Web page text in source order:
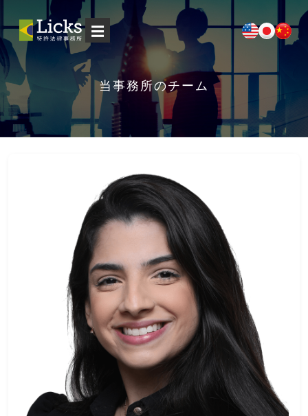
☰
当事務所のチーム